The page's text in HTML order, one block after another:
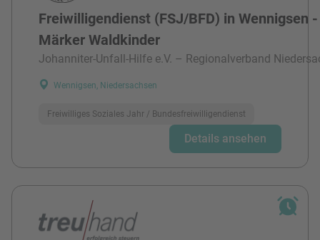
Freiwilligendienst (FSJ/BFD) in Wennigsen
Märker Waldkinder
Johanniter-Unfall-Hilfe e.V. – Regionalverband
Wennigsen, Niedersachsen
Freiwilliges Soziales Jahr / Bundesfreiwilligendienst
Details ansehen